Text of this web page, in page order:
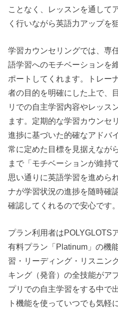
ことなく、レッスンを通して
く行いながら英語力アップを
学習カウンセリングでは、専
語学習へのモチベーションを
ポートしてくれます。トレー
者の目的を明確にした上で、
リでの自主学習内容やレッス
ます。定期的な学習カウンセ
進捗に基づいた的確なアドバ
常に定めた目標を見据えなが
まで「モチベーションが維持
思い通りに英語学習を進めら
ナが学習状況の進捗を随時確
確認してくれるので安心です。
プラン利用者はPOLYGLOTS
有料プラン「Platinum」の機
習・リーディング・リスニン
キング（発音）の全技能がア
プリでの自主学習をする中で
ト機能を使っていつでも気軽